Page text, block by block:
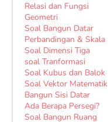
Relasi dan Fungsi
Geometri
Soal Bangun Datar
Perbandingan & Skala
Soal Dimensi Tiga
soal Tranformasi
Soal Kubus dan Balok
Soal Vektor Matematik
Bangun Sisi Datar
Ada Berapa Persegi?
Soal Bangun Ruang